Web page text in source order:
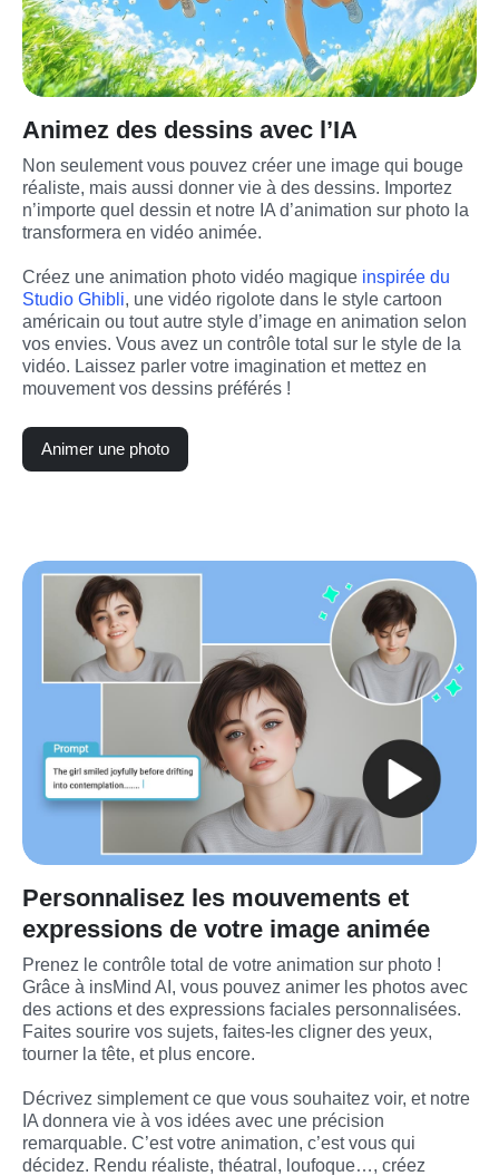
Animez des dessins avec l’IA
Non seulement vous pouvez créer une image qui bouge
réaliste, mais aussi donner vie à des dessins. Importez
n’importe quel dessin et notre IA d’animation sur photo la
transformera en vidéo animée.
Créez une animation photo vidéo magique inspirée du
Studio Ghibli, une vidéo rigolote dans le style cartoon
américain ou tout autre style d’image en animation selon
vos envies. Vous avez un contrôle total sur le style de la
vidéo. Laissez parler votre imagination et mettez en
mouvement vos dessins préférés !
Animer une photo
Personnalisez les mouvements et
expressions de votre image animée
Prenez le contrôle total de votre animation sur photo !
Grâce à insMind AI, vous pouvez animer les photos avec
des actions et des expressions faciales personnalisées.
Faites sourire vos sujets, faites-les cligner des yeux,
tourner la tête, et plus encore.
Décrivez simplement ce que vous souhaitez voir, et notre
IA donnera vie à vos idées avec une précision
remarquable. C’est votre animation, c’est vous qui
décidez. Rendu réaliste, théatral, loufoque…, créez